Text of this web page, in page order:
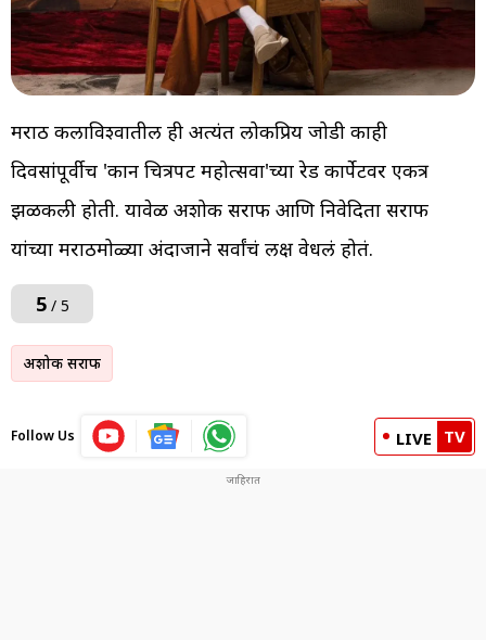
मराठी कलाविश्वातील ही अत्यंत लोकप्रिय जोडी काही
दिवसांपूर्वीच 'कान चित्रपट महोत्सवा'च्या रेड कार्पेटवर एकत्र
झळकली होती. यावेळी अशोक सराफ आणि निवेदिता सराफ
यांच्या मराठमोळ्या अंदाजाने सर्वांचं लक्ष वेधलं होतं.
5/ 5
अशोक सराफ
Follow Us LIVE TV